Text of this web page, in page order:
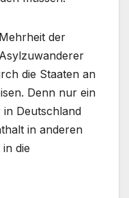
der
die Staaten an
Denn nur ein
Deutschland
in anderen
die